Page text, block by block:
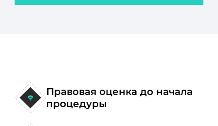
Правовая оценка до начала
процедуры